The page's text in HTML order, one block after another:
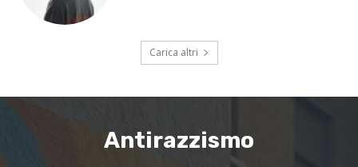
Carica altri
Antirazzismo